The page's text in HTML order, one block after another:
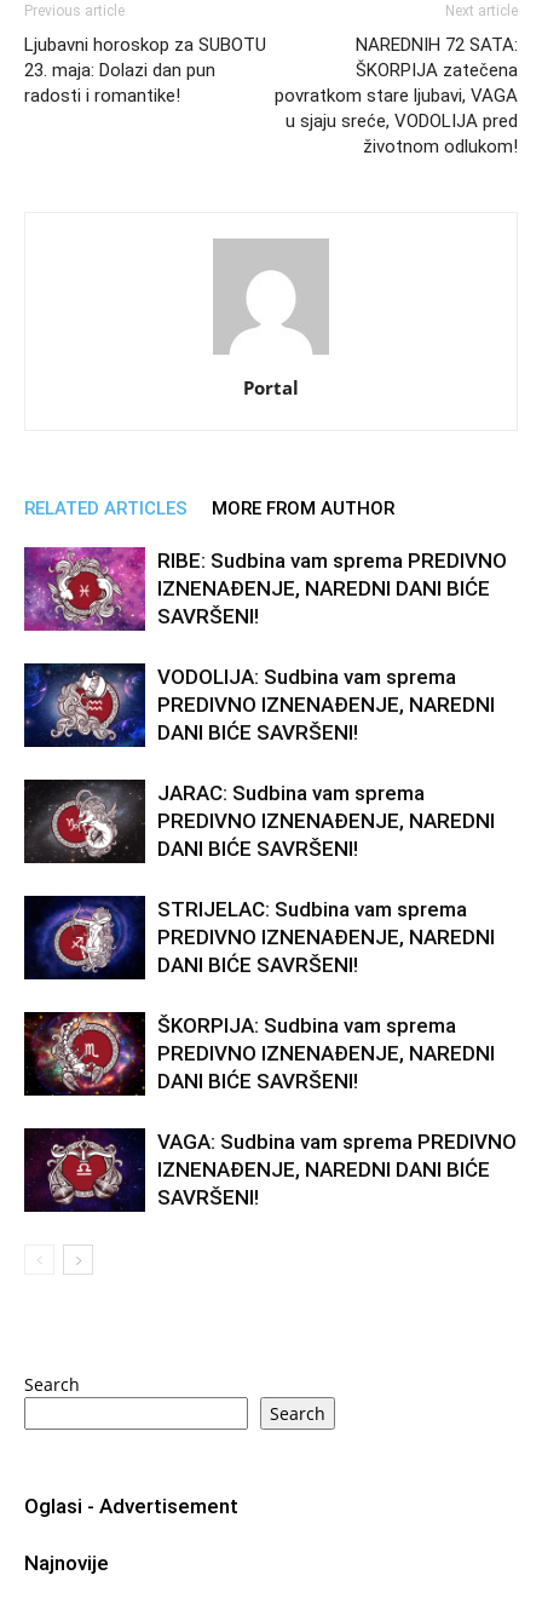
Previous article
Ljubavni horoskop za SUBOTU
23. maja: Dolazi dan pun
radosti i romantike!
Next article
NAREDNIH 72 SATA:
ŠKORPIJA zatečena
povratkom stare ljubavi, VAGA
u sjaju sreće, VODOLIJA pred
životnom odlukom!
Portal
RELATED ARTICLES MORE FROM AUTHOR
RIBE: Sudbina vam sprema PREDIVNO
IZNENAĐENJE, NAREDNI DANI BIĆE
SAVRŠENI!
VODOLIJA: Sudbina vam sprema
PREDIVNO IZNENAĐENJE, NAREDNI
DANI BIĆE SAVRŠENI!
JARAC: Sudbina vam sprema
PREDIVNO IZNENAĐENJE, NAREDNI
DANI BIĆE SAVRŠENI!
STRIJELAC: Sudbina vam sprema
PREDIVNO IZNENAĐENJE, NAREDNI
DANI BIĆE SAVRŠENI!
ŠKORPIJA: Sudbina vam sprema
PREDIVNO IZNENAĐENJE, NAREDNI
DANI BIĆE SAVRŠENI!
VAGA: Sudbina vam sprema PREDIVNO
IZNENAĐENJE, NAREDNI DANI BIĆE
SAVRŠENI!
Search
Search
Oglasi - Advertisement
Najnovije